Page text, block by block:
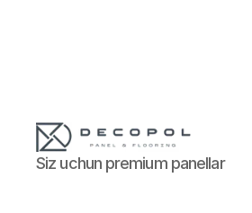
Siz uchun premium panellar